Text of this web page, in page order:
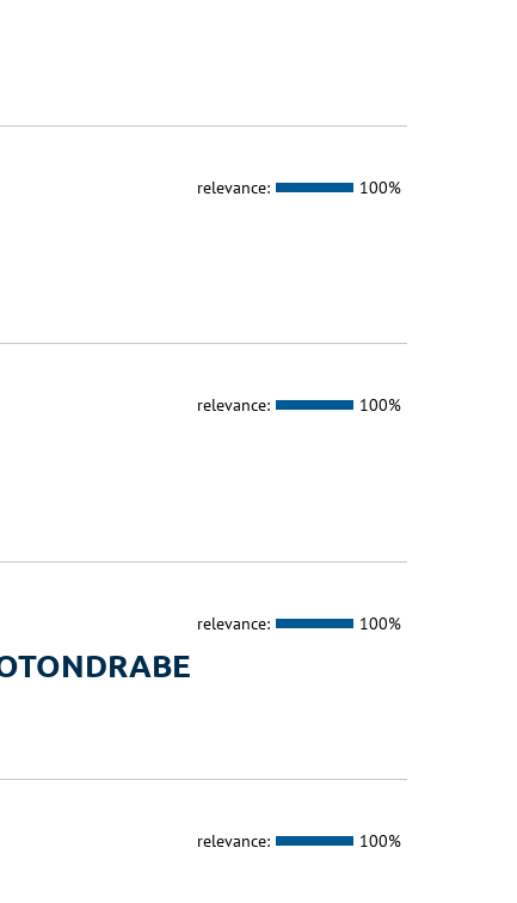
relevance: 100%
relevance: 100%
relevance: 100%
relevance: 100%